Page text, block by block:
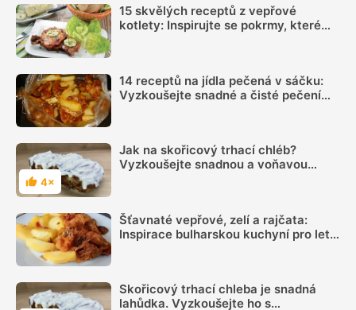
15 skvělých receptů z vepřové
kotlety: Inspirujte se pokrmy, které
14 receptů na jídla pečená v sáčku:
Vyzkoušejte snadné a čisté pečení
Hodnocení
4×
Jak na skořicový trhací chléb?
Vyzkoušejte snadnou a voňavou
Šťavnaté vepřové, zelí a rajčata:
Inspirace bulharskou kuchyní pro letní
Skořicový trhací chleba je snadná
lahůdka. Vyzkoušejte ho s